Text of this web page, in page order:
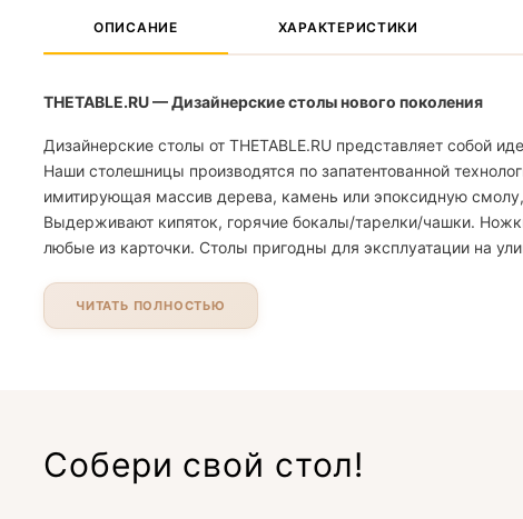
ОПИСАНИЕ ХАРАКТЕРИСТИКИ
THETABLE.RU — Дизайнерские столы нового поколения
Дизайнерские столы от THETABLE.RU представляет собой
Наши столешницы производятся по запатентованной
имитирующая массив дерева, камень или эпоксидную смолу,
Выдерживают кипяток, горячие бокалы/тарелки/чашки.
любые из карточки. Столы пригодны для эксплуатации на
ЧИТАТЬ ПОЛНОСТЬЮ
Собери свой стол!